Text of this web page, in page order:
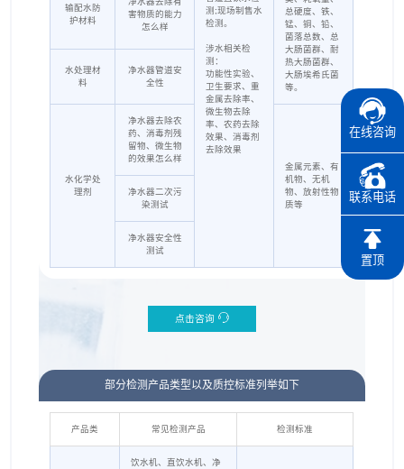
在线咨询
联系电话
置顶
测;现场制售水
检测。
涉水相关检
测：
功能性实验、
卫生要求、重
金属去除率、
微生物去除
率、农药去除
效果、消毒剂
去除效果
总硬度、铁、
锰、铜、铅、
菌落总数、总
大肠菌群、耐
热大肠菌群、
大肠埃希氏菌
等。
输配水防
护材料
害物质的能力
怎么样
水处理材
料
净水器管道安
全性
水化学处
理剂
净水器去除农
药、消毒剂残
留物、微生物
的效果怎么样
金属元素、有
机物、无机
物、放射性物
质等
净水器二次污
染测试
净水器安全性
测试
点击咨询
部分检测产品类型以及质控标准列举如下
产品类 常见检测产品 检测标准
饮水机、直饮水机、净